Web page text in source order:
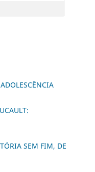
SEM FIM, DE